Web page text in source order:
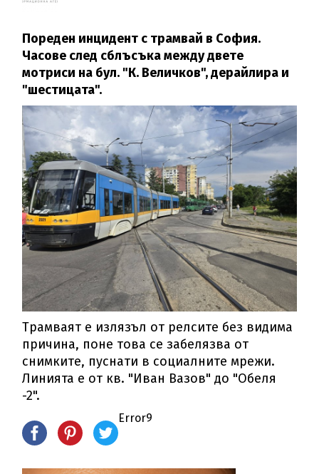
Пореден инцидент с трамвай в София.
Часове след сблъсъка между двете
мотриси на бул. "К. Величков", дерайлира и
"шестицата".
Трамваят е излязъл от релсите без видима
причина, поне това се забелязва от
снимките, пуснати в социалните мрежи.
Линията е от кв. "Иван Вазов" до "Обеля
-2".
Error9